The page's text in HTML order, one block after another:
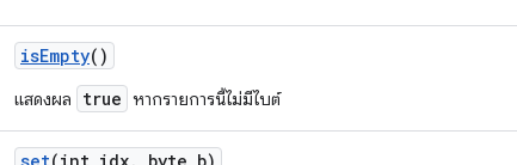
isEmpty()
แสดงผล true หากรายการนี้ไม่มีไบต์